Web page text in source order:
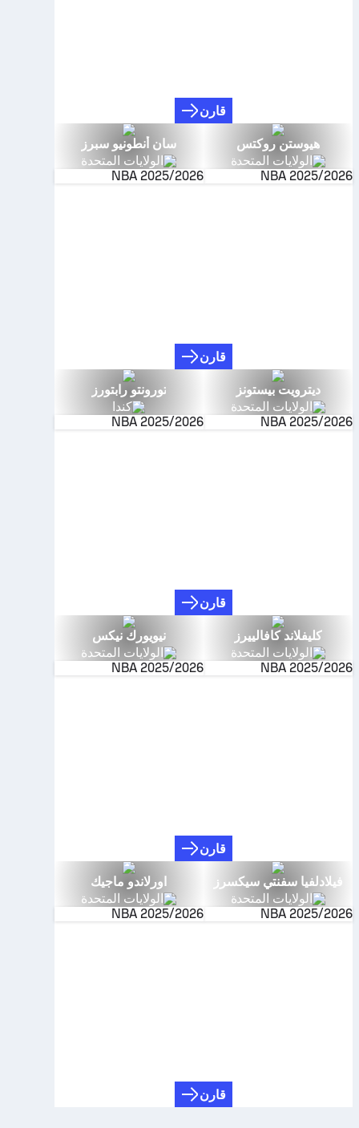
قارن
هيوستن روكتس
الولايات المتحدة
NBA 2025/2026
سان أنطونيو سبرز
الولايات المتحدة
NBA 2025/2026
قارن
ديترويت بيستونز
الولايات المتحدة
NBA 2025/2026
تورونتو رابتورز
كندا
NBA 2025/2026
قارن
كليفلاند كافالييرز
الولايات المتحدة
NBA 2025/2026
نيويورك نيكس
الولايات المتحدة
NBA 2025/2026
قارن
فيلادلفيا سفنتي سيكسرز
الولايات المتحدة
NBA 2025/2026
اورلاندو ماجيك
الولايات المتحدة
NBA 2025/2026
قارن